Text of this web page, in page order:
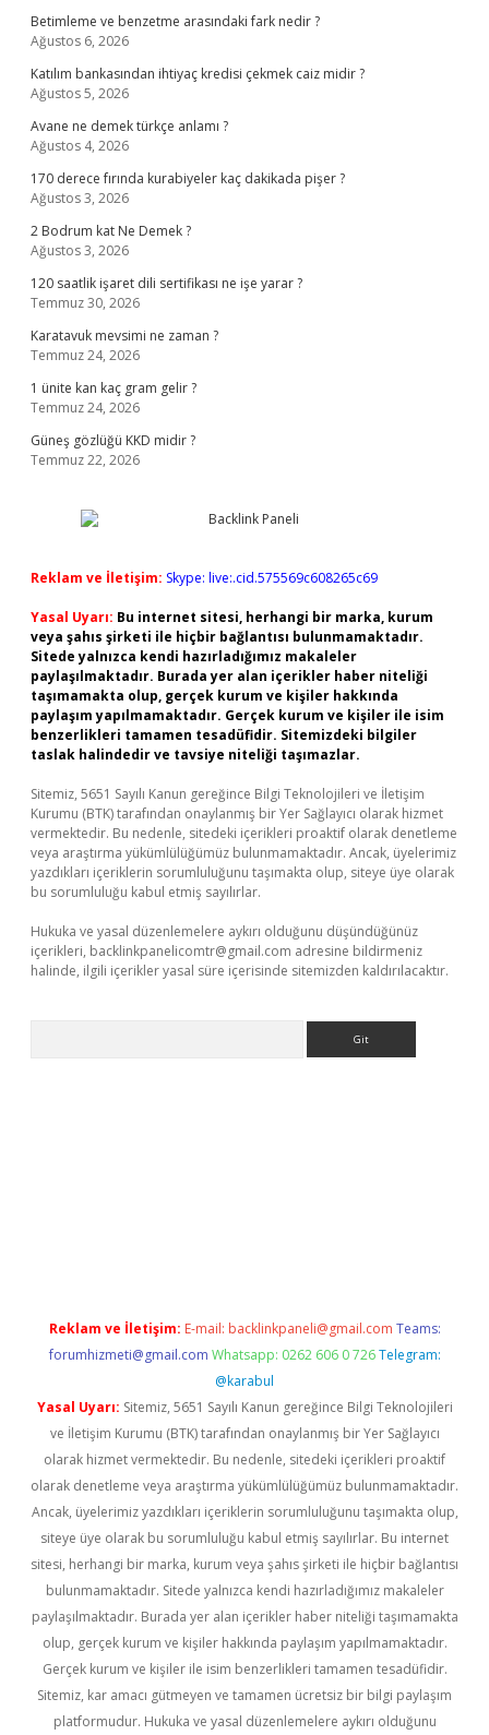
Betimleme ve benzetme arasındaki fark nedir ?
Ağustos 6, 2026
Katılım bankasından ihtiyaç kredisi çekmek caiz midir ?
Ağustos 5, 2026
Avane ne demek türkçe anlamı ?
Ağustos 4, 2026
170 derece fırında kurabiyeler kaç dakikada pişer ?
Ağustos 3, 2026
2 Bodrum kat Ne Demek ?
Ağustos 3, 2026
120 saatlik işaret dili sertifikası ne işe yarar ?
Temmuz 30, 2026
Karatavuk mevsimi ne zaman ?
Temmuz 24, 2026
1 ünite kan kaç gram gelir ?
Temmuz 24, 2026
Güneş gözlüğü KKD midir ?
Temmuz 22, 2026
Reklam ve İletişim: Skype: live:.cid.575569c608265c69
Yasal Uyarı: Bu internet sitesi, herhangi bir marka, kurum
veya şahıs şirketi ile hiçbir bağlantısı bulunmamaktadır.
Sitede yalnızca kendi hazırladığımız makaleler
paylaşılmaktadır. Burada yer alan içerikler haber niteliği
taşımamakta olup, gerçek kurum ve kişiler hakkında
paylaşım yapılmamaktadır. Gerçek kurum ve kişiler ile isim
benzerlikleri tamamen tesadüfidir. Sitemizdeki bilgiler
taslak halindedir ve tavsiye niteliği taşımazlar.
Sitemiz, 5651 Sayılı Kanun gereğince Bilgi Teknolojileri ve İletişim
Kurumu (BTK) tarafından onaylanmış bir Yer Sağlayıcı olarak hizmet
vermektedir. Bu nedenle, sitedeki içerikleri proaktif olarak denetleme
veya araştırma yükümlülüğümüz bulunmamaktadır. Ancak, üyelerimiz
yazdıkları içeriklerin sorumluluğunu taşımakta olup, siteye üye olarak
bu sorumluluğu kabul etmiş sayılırlar.
Hukuka ve yasal düzenlemelere aykırı olduğunu düşündüğünüz
içerikleri, backlinkpanelicomtr@gmail.com adresine bildirmeniz
halinde, ilgili içerikler yasal süre içerisinde sitemizden kaldırılacaktır.
Reklam ve İletişim: E-mail: backlinkpaneli@gmail.com Teams:
forumhizmeti@gmail.com Whatsapp: 0262 606 0 726 Telegram:
@karabul
Yasal Uyarı: Sitemiz, 5651 Sayılı Kanun gereğince Bilgi Teknolojileri
ve İletişim Kurumu (BTK) tarafından onaylanmış bir Yer Sağlayıcı
olarak hizmet vermektedir. Bu nedenle, sitedeki içerikleri proaktif
olarak denetleme veya araştırma yükümlülüğümüz bulunmamaktadır.
Ancak, üyelerimiz yazdıkları içeriklerin sorumluluğunu taşımakta olup,
siteye üye olarak bu sorumluluğu kabul etmiş sayılırlar. Bu internet
sitesi, herhangi bir marka, kurum veya şahıs şirketi ile hiçbir bağlantısı
bulunmamaktadır. Sitede yalnızca kendi hazırladığımız makaleler
paylaşılmaktadır. Burada yer alan içerikler haber niteliği taşımamakta
olup, gerçek kurum ve kişiler hakkında paylaşım yapılmamaktadır.
Gerçek kurum ve kişiler ile isim benzerlikleri tamamen tesadüfidir.
Sitemiz, kar amacı gütmeyen ve tamamen ücretsiz bir bilgi paylaşım
platformudur. Hukuka ve yasal düzenlemelere aykırı olduğunu